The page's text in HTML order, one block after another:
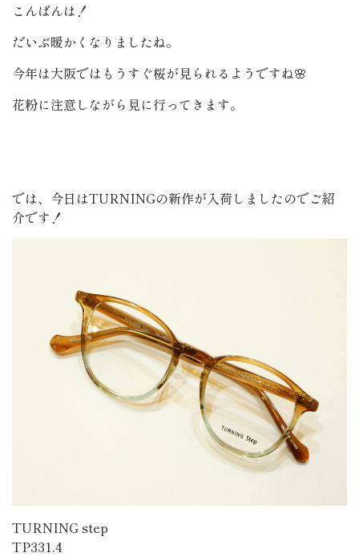
こんばんは！
だいぶ暖かくなりましたね。
今年は大阪ではもうすぐ桜が見られるようですね🌸
花粉に注意しながら見に行ってきます。
では、今日はTURNINGの新作が入荷しましたのでご紹
介です！
TURNING step
TP331.4